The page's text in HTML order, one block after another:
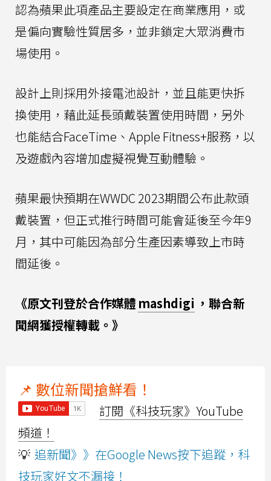
認為蘋果此項產品主要設定在商業應用，或
是偏向實驗性質居多，並非鎖定大眾消費市
場使用。
設計上則採用外接電池設計，並且能更快拆
換使用，藉此延長頭戴裝置使用時間，另外
也能結合FaceTime、Apple Fitness+服務，以
及遊戲內容增加虛擬視覺互動體驗。
蘋果最快預期在WWDC 2023期間公布此款頭
戴裝置，但正式推行時間可能會延後至今年9
月，其中可能因為部分生產因素導致上市時
間延後。
《原文刊登於合作媒體 mashdigi ，聯合新
聞網獲授權轉載。》
📌 數位新聞搶鮮看！
訂閱《科技玩家》YouTube
頻道！
💡 追新聞》》在Google News按下追蹤，科
技玩家好文不漏接！